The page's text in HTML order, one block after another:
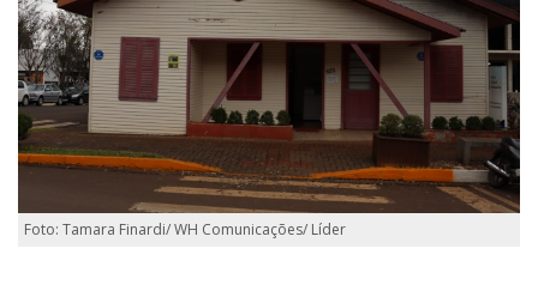
Foto: Tamara Finardi/ WH Comunicações/ Líder